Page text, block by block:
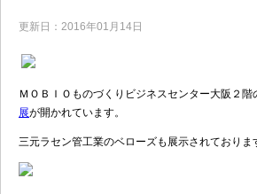
更新日：2016年01月14日
ＭＯＢＩＯものづくりビジネスセンター大阪２
展が開かれています。
三元ラセン管工業のベローズも展示されており